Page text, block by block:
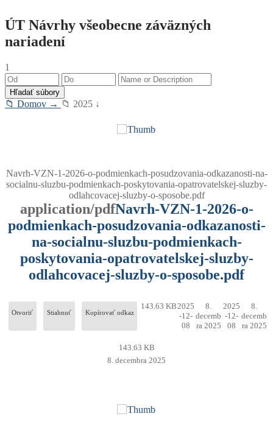
ÚT Návrhy všeobecne záväzných
nariadení
1
📁 Domov → 📁 2025 ↓
Navrh-VZN-1-2026-o-podmienkach-posudzovania-odkazanosti-na-
socialnu-sluzbu-podmienkach-poskytovania-opatrovatelskej-sluzby-
odlahcovacej-sluzby-o-sposobe.pdf
application/pdfNavrh-VZN-1-2026-o-
podmienkach-posudzovania-odkazanosti-
na-socialnu-sluzbu-podmienkach-
poskytovania-opatrovatelskej-sluzby-
odlahcovacej-sluzby-o-sposobe.pdf
Otvoriť Stiahnuť Kopírovať odkaz
143.63 KB2025
-12-
08
8.
decemb
ra 2025
2025
-12-
08
8.
decemb
ra 2025
143.63 KB
8. decembra 2025